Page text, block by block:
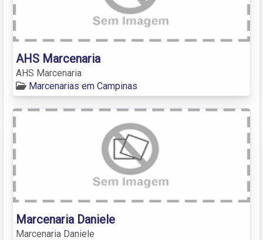
AHS Marcenaria
AHS Marcenaria
Marcenarias em Campinas
Marcenaria Daniele
Marcenaria Daniele